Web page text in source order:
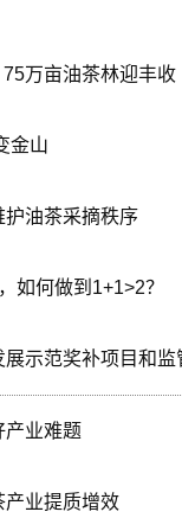
75万亩油茶林迎丰收
金山
油茶采摘秩序
如何做到1+1>2？
示范奖补项目和监
产业难题
产业提质增效